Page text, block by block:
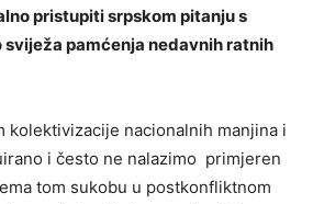
pristupiti srpskom pitanju s
pamćenja nedavnih ratnih
kolektivizacije nacionalnih manjina i
i često ne nalazimo primjeren
tom sukobu u postkonfliktnom